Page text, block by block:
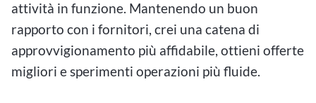
attività in funzione. Mantenendo un buon
rapporto con i fornitori, crei una catena di
approvvigionamento più affidabile, ottieni offerte
migliori e sperimenti operazioni più fluide.